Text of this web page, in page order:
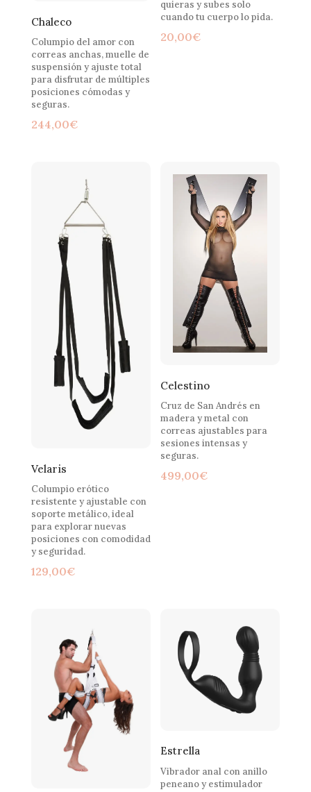
Chaleco
Columpio del amor con
correas anchas, muelle de
suspensión y ajuste total
para disfrutar de múltiples
posiciones cómodas y
seguras.
244,00€
quieras y subes solo
cuando tu cuerpo lo pida.
20,00€
Velaris
Columpio erótico
resistente y ajustable con
soporte metálico, ideal
para explorar nuevas
posiciones con comodidad
y seguridad.
129,00€
Celestino
Cruz de San Andrés en
madera y metal con
correas ajustables para
sesiones intensas y
seguras.
499,00€
Estrella
Vibrador anal con anillo
peneano y estimulador